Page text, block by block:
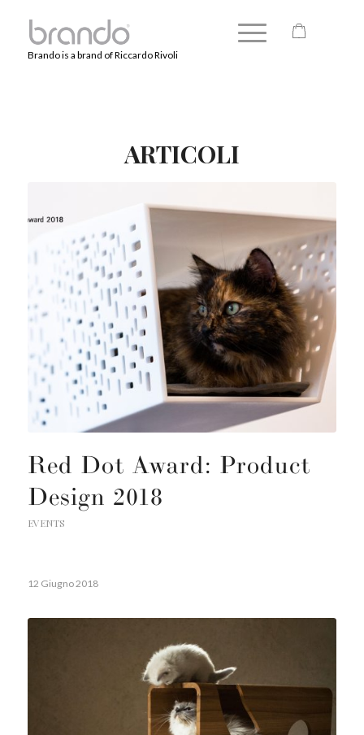
Brando is a brand of Riccardo Rivoli
ARTICOLI
Red Dot Award: Product
Design 2018
EVENTS
12 Giugno 2018